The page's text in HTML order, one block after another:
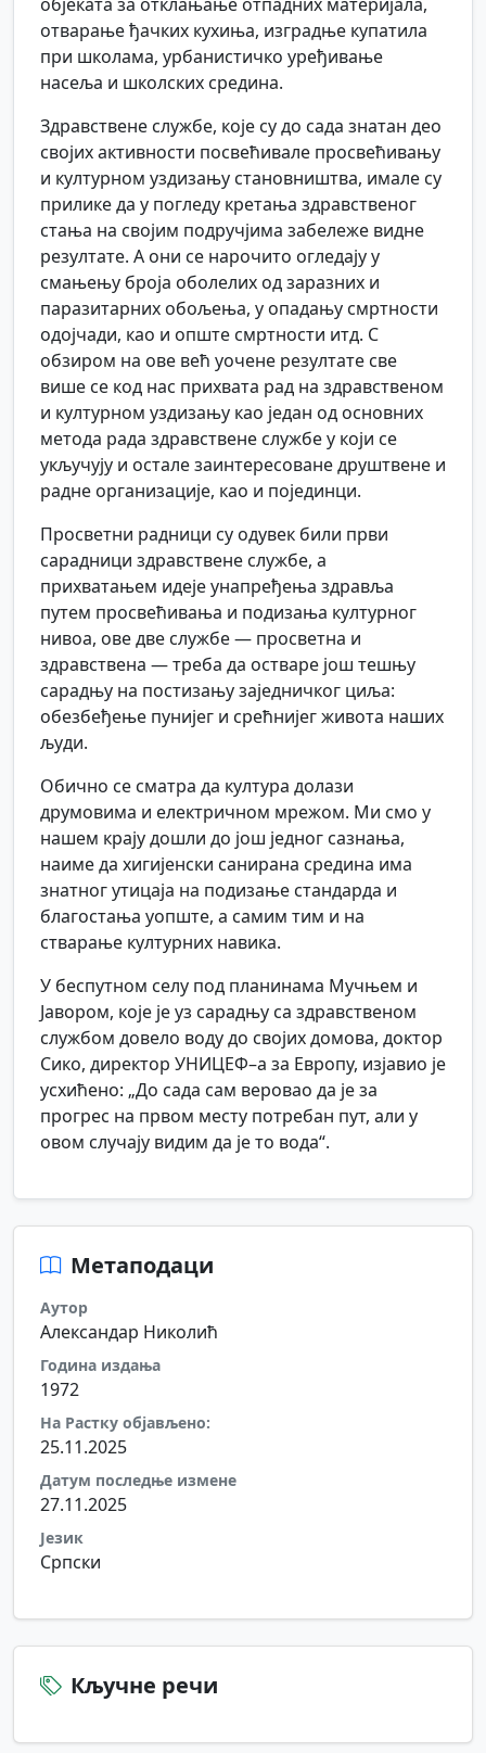
отварање ђачких кухиња, изградње купатила
при школама, урбанистичко уређивање
насеља и школских средина.
Здравствене службе, које су до сада знатан део
својих активности посвећивале просвећивању
и културном уздизању становништва, имале су
прилике да у погледу кретања здравственог
стања на својим подручјима забележе видне
резултате. А они се нарочито огледају у
смањењу броја оболелих од заразних и
паразитарних обољења, у опадању смртности
одојчади, као и опште смртности итд. С
обзиром на ове већ уочене резултате све
више се код нас прихвата рад на здравственом
и културном уздизању као један од основних
метода рада здравствене службе у који се
укључују и остале заинтересоване друштвене и
радне организације, као и појединци.
Просветни радници су одувек били први
сарадници здравствене службе, а
прихватањем идеје унапређења здравља
путем просвећивања и подизања културног
нивоа, ове две службе — просветна и
здравствена — треба да остваре још тешњу
сарадњу на постизању заједничког циља:
обезбеђење пунијег и срећнијег живота наших
људи.
Обично се сматра да култура долази
друмовима и електричном мрежом. Ми смо у
нашем крају дошли до још једног сазнања,
наиме да хигијенски санирана средина има
знатног утицаја на подизање стандарда и
благостања уопште, а самим тим и на
стварање културних навика.
У беспутном селу под планинама Мучњем и
Јавором, које је уз сарадњу са здравственом
службом довело воду до својих домова, доктор
Сико, директор УНИЦЕФ–а за Европу, изјавио је
усхићено: „До сада сам веровао да је за
прогрес на првом месту потребан пут, али у
овом случају видим да је то вода“.
Метаподаци
Аутор
Александар Николић
Година издања
1972
На Растку објављено:
25.11.2025
Датум последње измене
27.11.2025
Језик
Српски
Кључне речи